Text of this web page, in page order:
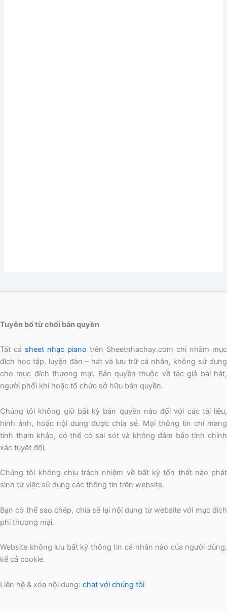
Tuyên bố từ chối bản quyền
Tất cả sheet nhạc piano trên Sheetnhachay.com chỉ nhằm mục
đích học tập, luyện đàn – hát và lưu trữ cá nhân, không sử dụng
cho mục đích thương mại. Bản quyền thuộc về tác giả bài hát,
người phối khí hoặc tổ chức sở hữu bản quyền.
Chúng tôi không giữ bất kỳ bản quyền nào đối với các tài liệu,
hình ảnh, hoặc nội dung được chia sẻ. Mọi thông tin chỉ mang
tính tham khảo, có thể có sai sót và không đảm bảo tính chính
xác tuyệt đối.
Chúng tôi không chịu trách nhiệm về bất kỳ tổn thất nào phát
sinh từ việc sử dụng các thông tin trên website.
Bạn có thể sao chép, chia sẻ lại nội dung từ website với mục đích
phi thương mại.
Website không lưu bất kỳ thông tin cá nhân nào của người dùng,
kể cả cookie.
Liên hệ & xóa nội dung: chat với chúng tôi